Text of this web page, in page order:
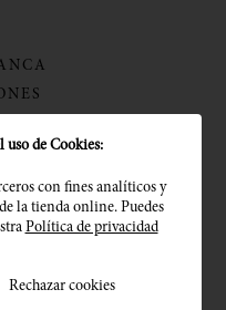
uso de Cookies:
con fines analíticos y
la tienda online. Puedes
Política de privacidad
Rechazar cookies